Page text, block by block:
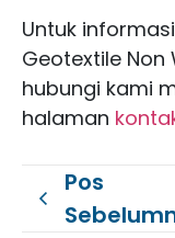
Untuk
Geotextile
hubungi kami
halaman
Pos